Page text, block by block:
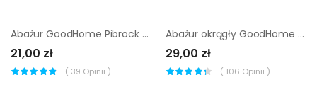
Abażur GoodHome Pibrock Tuba czarny
21,00 zł
( 39 Opinii )
Abażur okrągły GoodHome Kpezin S taupe
29,00 zł
( 106 Opinii )